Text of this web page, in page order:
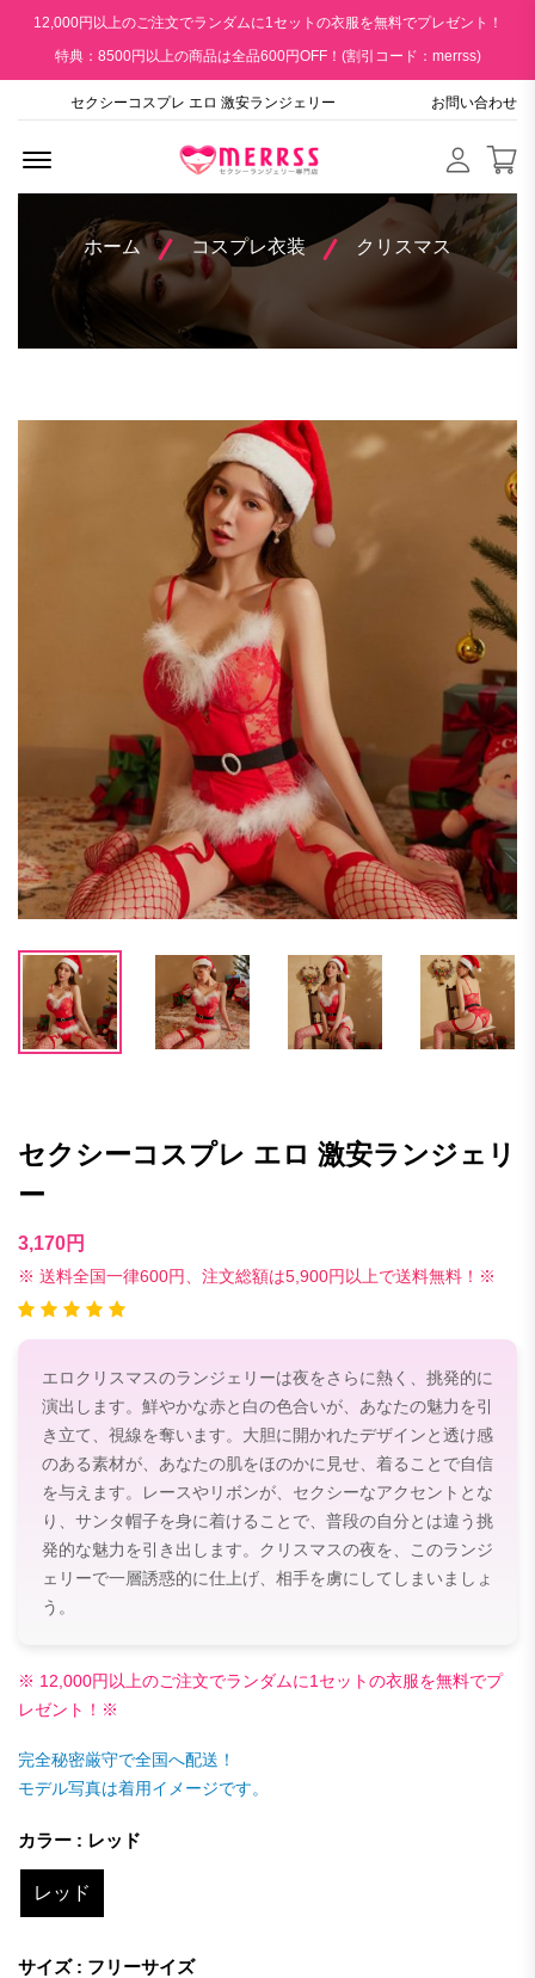
12,000円以上のご注文でランダムに1セットの衣服を無料でプレゼント！
特典：8500円以上の商品は全品600円OFF！(割引コード：merrss)
セクシーコスプレ エロ 激安ランジェリー お問い合わせ
ホーム コスプレ衣装 クリスマス
セクシーコスプレ エロ 激安ランジェリ
ー
3,170円
※ 送料全国一律600円、注文総額は5,900円以上で送料無料！※
エロクリスマスのランジェリーは夜をさらに熱く、挑発的に
演出します。鮮やかな赤と白の色合いが、あなたの魅力を引
き立て、視線を奪います。大胆に開かれたデザインと透け感
のある素材が、あなたの肌をほのかに見せ、着ることで自信
を与えます。レースやリボンが、セクシーなアクセントとな
り、サンタ帽子を身に着けることで、普段の自分とは違う挑
発的な魅力を引き出します。クリスマスの夜を、このランジ
ェリーで一層誘惑的に仕上げ、相手を虜にしてしまいましょ
う。
※ 12,000円以上のご注文でランダムに1セットの衣服を無料でプ
レゼント！※
完全秘密厳守で全国へ配送！
モデル写真は着用イメージです。
カラー : レッド
レッド
サイズ : フリーサイズ